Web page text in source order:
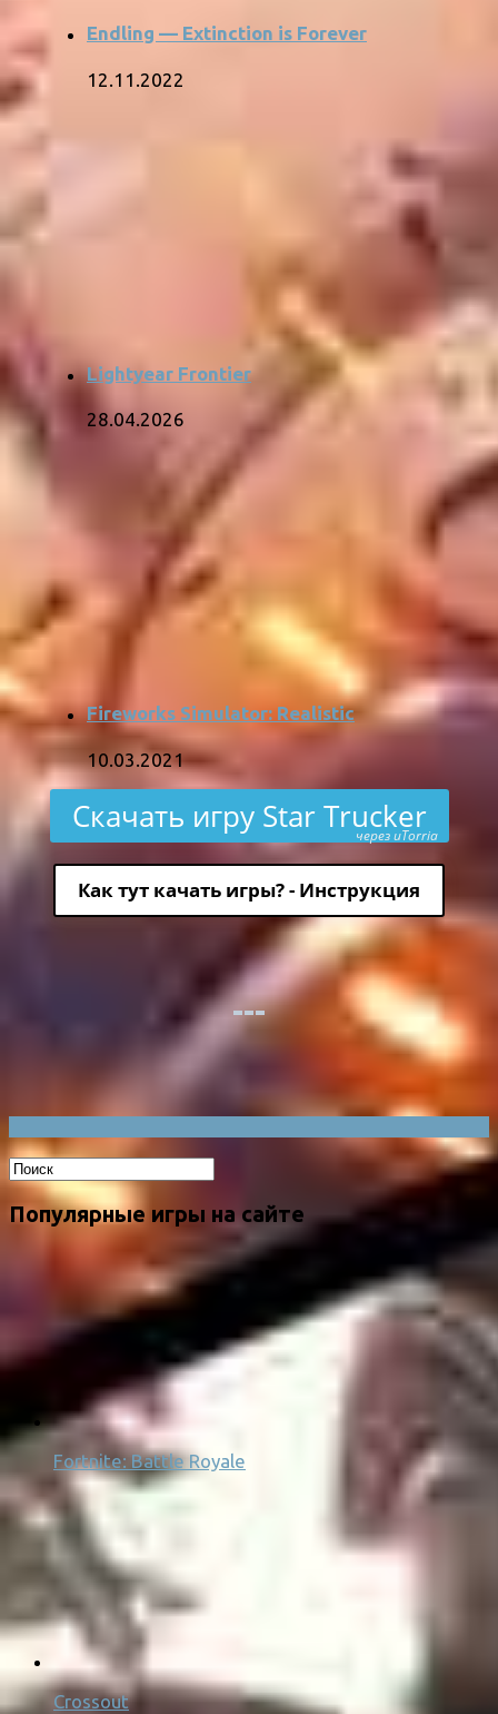
Endling — Extinction is Forever
12.11.2022
Lightyear Frontier
28.04.2026
Fireworks Simulator: Realistic
10.03.2021
Скачать игру Star Trucker
через uTorria
Как тут качать игры? - Инструкция
Популярные игры на сайте
Fortnite: Battle Royale
Crossout